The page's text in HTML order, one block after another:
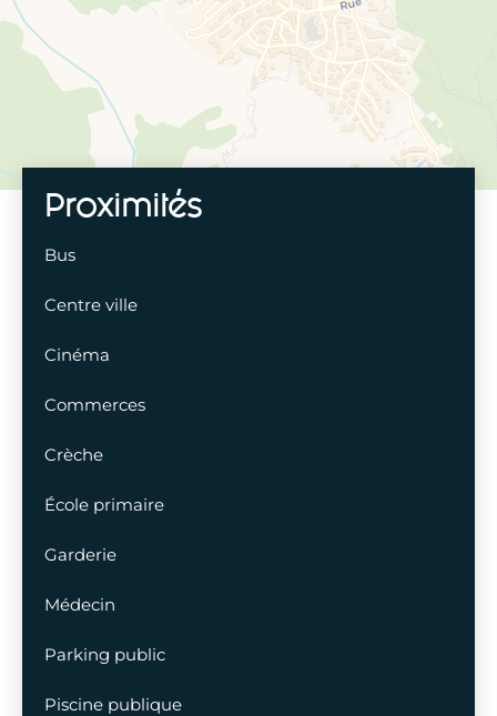
Proximités
Bus
Centre ville
Cinéma
Commerces
Crèche
École primaire
Garderie
Médecin
Parking public
Piscine publique